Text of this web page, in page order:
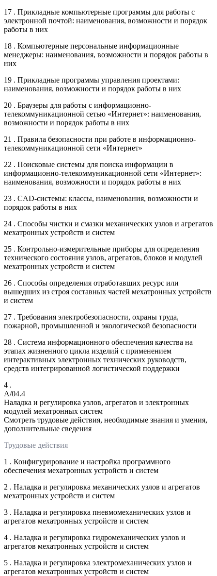
17 . Прикладные компьютерные программы для работы с
электронной почтой: наименования, возможности и порядок
работы в них
18 . Компьютерные персональные информационные
менеджеры: наименования, возможности и порядок работы в
них
19 . Прикладные программы управления проектами:
наименования, возможности и порядок работы в них
20 . Браузеры для работы с информационно-
телекоммуникационной сетью «Интернет»: наименования,
возможности и порядок работы в них
21 . Правила безопасности при работе в информационно-
телекоммуникационной сети «Интернет»
22 . Поисковые системы для поиска информации в
информационно-телекоммуникационной сети «Интернет»:
наименования, возможности и порядок работы в них
23 . CAD-системы: классы, наименования, возможности и
порядок работы в них
24 . Способы чистки и смазки механических узлов и агрегатов
мехатронных устройств и систем
25 . Контрольно-измерительные приборы для определения
технического состояния узлов, агрегатов, блоков и модулей
мехатронных устройств и систем
26 . Способы определения отработавших ресурс или
вышедших из строя составных частей мехатронных устройств
и систем
27 . Требования электробезопасности, охраны труда,
пожарной, промышленной и экологической безопасности
28 . Система информационного обеспечения качества на
этапах жизненного цикла изделий с применением
интерактивных электронных технических руководств,
средств интегрированной логистической поддержки
4 .
A/04.4
Наладка и регулировка узлов, агрегатов и электронных
модулей мехатронных систем
Смотреть трудовые действия, необходимые знания и умения,
дополнительные сведения
Трудовые действия
1 . Конфигурирование и настройка программного
обеспечения мехатронных устройств и систем
2 . Наладка и регулировка механических узлов и агрегатов
мехатронных устройств и систем
3 . Наладка и регулировка пневмомеханических узлов и
агрегатов мехатронных устройств и систем
4 . Наладка и регулировка гидромеханических узлов и
агрегатов мехатронных устройств и систем
5 . Наладка и регулировка электромеханических узлов и
агрегатов мехатронных устройств и систем